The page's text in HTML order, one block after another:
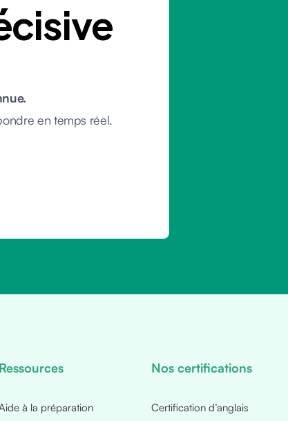
en temps réel.
Ressources
à la préparation
Nos certifications
Certification d’anglais